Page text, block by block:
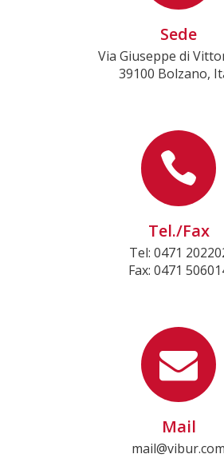
Sede
Via Giuseppe di
39100 Bolzano,
Tel./Fax
Tel: 0471
Fax: 0471
Mail
mail@vibur.com